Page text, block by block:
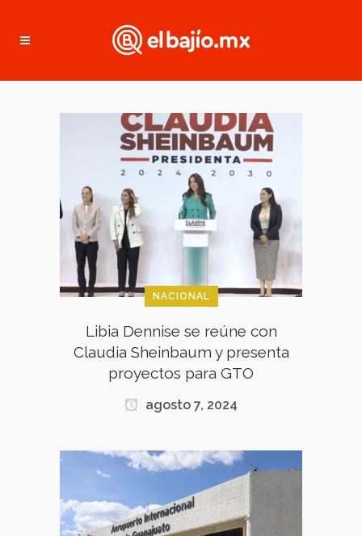
NACIONAL
Libia Dennise se reúne con
Claudia Sheinbaum y presenta
proyectos para GTO
agosto 7, 2024